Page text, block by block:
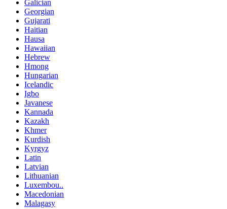
Galician
Georgian
Gujarati
Haitian
Hausa
Hawaiian
Hebrew
Hmong
Hungarian
Icelandic
Igbo
Javanese
Kannada
Kazakh
Khmer
Kurdish
Kyrgyz
Latin
Latvian
Lithuanian
Luxembou..
Macedonian
Malagasy